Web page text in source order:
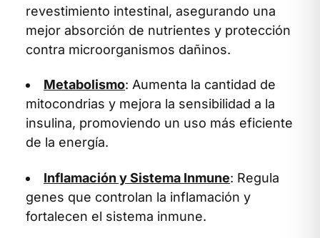
revestimiento intestinal, asegurando una
mejor absorción de nutrientes y protección
contra microorganismos dañinos.
Metabolismo: Aumenta la cantidad de
mitocondrias y mejora la sensibilidad a la
insulina, promoviendo un uso más eficiente
de la energía.
Inflamación y Sistema Inmune: Regula
genes que controlan la inflamación y
fortalecen el sistema inmune.